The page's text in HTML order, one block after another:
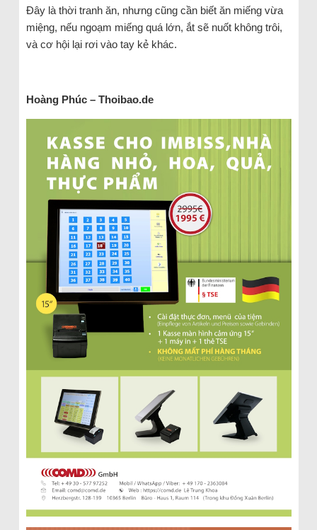
Đây là thời tranh ăn, nhưng cũng cần biết ăn miếng vừa
miệng, nếu ngoạm miếng quá lớn, ắt sẽ nuốt không trôi,
và cơ hội lại rơi vào tay kẻ khác.
Hoàng Phúc – Thoibao.de